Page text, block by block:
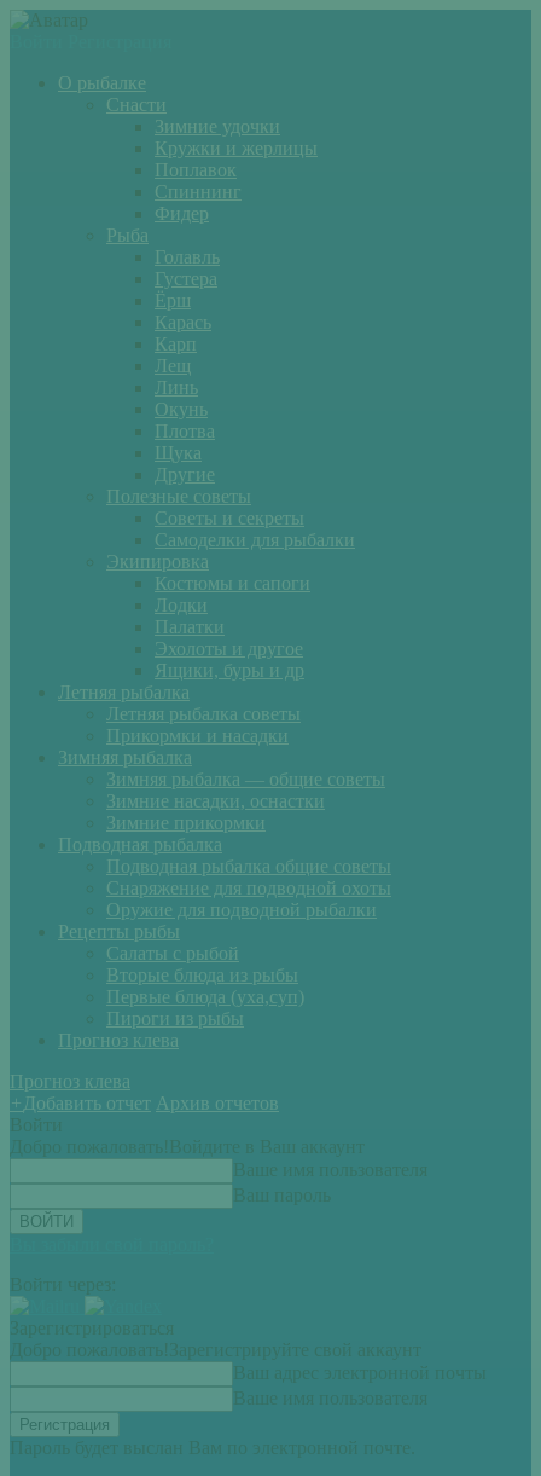
О рыбалке
Снасти
Зимние удочки
Кружки и жерлицы
Поплавок
Спиннинг
Фидер
Рыба
Голавль
Густера
Ёрш
Карась
Карп
Лещ
Линь
Окунь
Плотва
Щука
Другие
Полезные советы
Советы и секреты
Самоделки для рыбалки
Экипировка
Костюмы и сапоги
Лодки
Палатки
Эхолоты и другое
Ящики, буры и др
Летняя рыбалка
Летняя рыбалка советы
Прикормки и насадки
Зимняя рыбалка
Зимняя рыбалка — общие советы
Зимние насадки, оснастки
Зимние прикормки
Подводная рыбалка
Подводная рыбалка общие советы
Снаряжение для подводной охоты
Оружие для подводной рыбалки
Рецепты рыбы
Салаты с рыбой
Вторые блюда из рыбы
Первые блюда (уха,суп)
Пироги из рыбы
Прогноз клева
Прогноз клева
+ Добавить отчет Архив отчетов
Войти
Добро пожаловать! Войдите в Ваш аккаунт
Ваше имя пользователя
Ваш пароль
Войти через:
Зарегистрироваться
Добро пожаловать! Зарегистрируйте свой аккаунт
Ваш адрес электронной почты
Ваше имя пользователя
Пароль будет выслан Вам по электронной почте.